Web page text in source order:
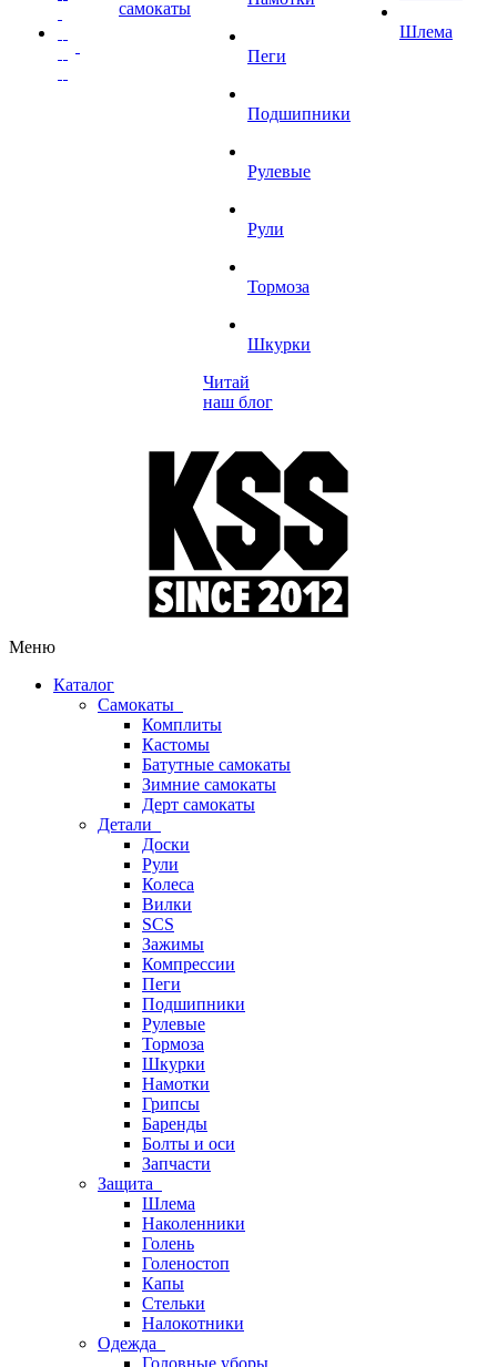
самокаты
Пеги
Подшипники
Рулевые
Рули
Тормоза
Шкурки
Читай
наш блог
Шлема
Меню
Каталог
Самокаты
Комплиты
Кастомы
Батутные самокаты
Зимние самокаты
Дерт самокаты
Детали
Доски
Рули
Колеса
Вилки
SCS
Зажимы
Компрессии
Пеги
Подшипники
Рулевые
Тормоза
Шкурки
Намотки
Грипсы
Баренды
Болты и оси
Запчасти
Защита
Шлема
Наколенники
Голень
Голеностоп
Капы
Стельки
Налокотники
Одежда